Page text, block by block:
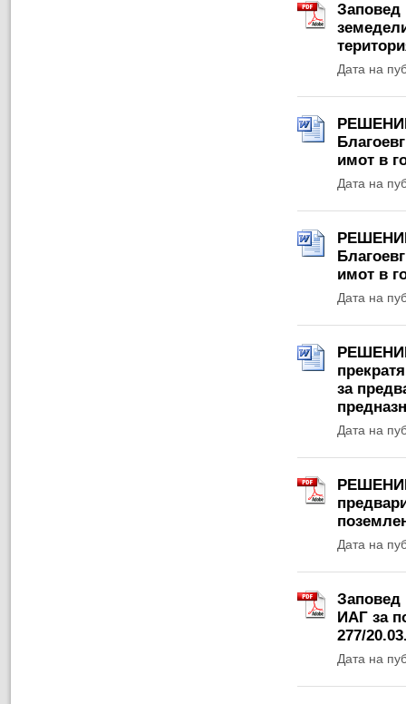
Заповед
Дата на
имот в
Дата на
имот в
Дата на
за
Дата на
Дата на
Заповед
ИАГ за
277/
Дата на